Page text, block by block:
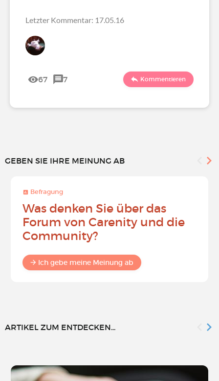
Letzter Kommentar: 17.05.16
67 7 Kommentieren
GEBEN SIE IHRE MEINUNG AB
Befragung
Was denken Sie über das
Forum von Carenity und die
Community?
Ich gebe meine Meinung ab
ARTIKEL ZUM ENTDECKEN...